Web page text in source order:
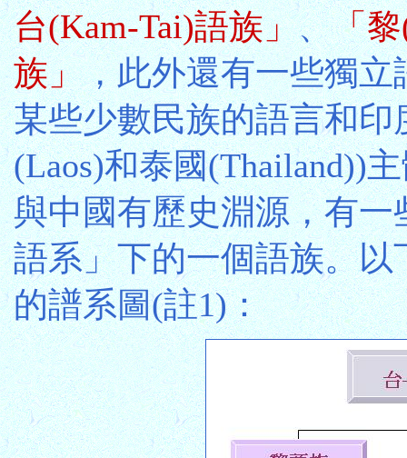
台(Kam-Tai)語族」、「
族」，此外還有一些獨
某些少數民族的語言和
(Laos)和泰國(Thailand))
與中國有歷史淵源，有
語系」下的一個語族。
的譜系圖(註1)：